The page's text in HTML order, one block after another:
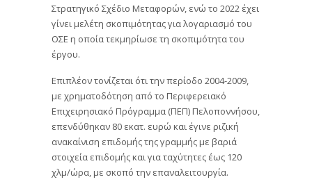
Στρατηγικό Σχέδιο Μεταφορών, ενώ το 2022 έχει
γίνει μελέτη σκοπιμότητας για λογαριασμό του
ΟΣΕ η οποία τεκμηρίωσε τη σκοπιμότητα του
έργου.
Επιπλέον τονίζεται ότι την περίοδο 2004-2009,
με χρηματοδότηση από το Περιφερειακό
Επιχειρησιακό Πρόγραμμα (ΠΕΠ) Πελοποννήσου,
επενδύθηκαν 80 εκατ. ευρώ και έγινε ριζική
ανακαίνιση επιδομής της γραμμής με βαριά
στοιχεία επιδομής και για ταχύτητες έως 120
χλμ/ώρα, με σκοπό την επαναλειτουργία.